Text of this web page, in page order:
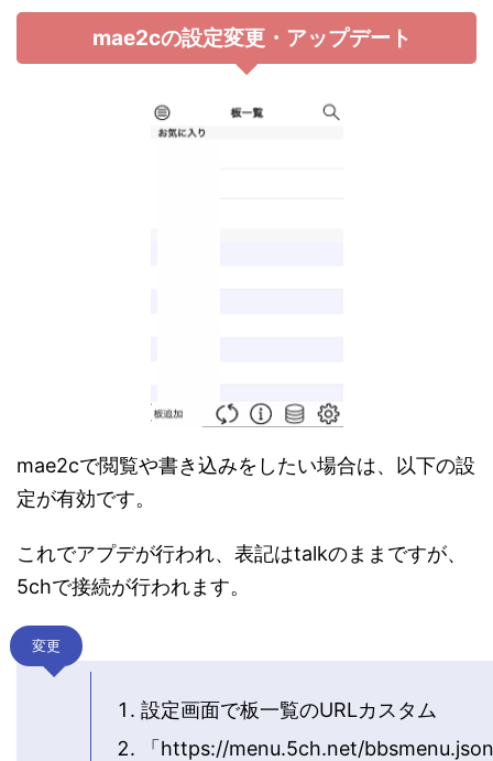
mae2cの設定変更・アップデート
mae2cで閲覧や書き込みをしたい場合は、以下の設
定が有効です。
これでアプデが行われ、表記はtalkのままですが、
5chで接続が行われます。
変更
設定画面で板一覧のURLカスタム
「https://menu.5ch.net/